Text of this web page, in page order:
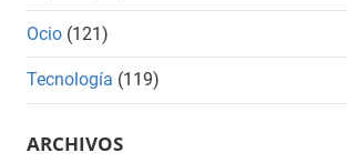
Ocio (121)
Tecnología (119)
ARCHIVOS